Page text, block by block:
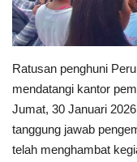
Cybers Event
UMKM & Ekonomi
Pekerja Migran
Ekonomi
Ratusan penghuni
mendatangi kantor
Jumat, 30 Januari
tanggung jawab
telah menghambat